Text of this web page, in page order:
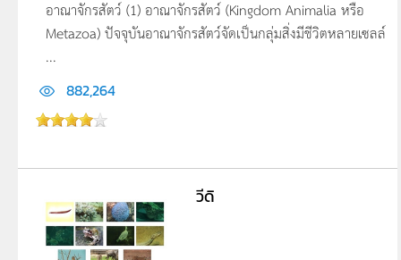
อาณาจักรสัตว์ (1) อาณาจักรสัตว์ (Kingdom Animalia หรือ
Metazoa) ปัจจุบันอาณาจักรสัตว์จัดเป็นกลุ่มสิ่งมีชีวิตหลายเซลล์
...
882,264
วีดิ